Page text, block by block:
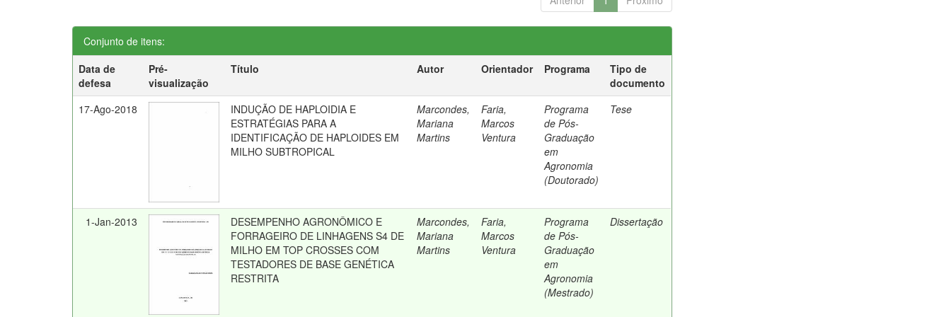
Conjunto de itens:
Data de
defesa
Pré-
visualização
Título Autor Orientador Programa
Tipo de
documento
17-Ago-2018
INDUÇÃO DE HAPLOIDIA E
ESTRATÉGIAS PARA A
IDENTIFICAÇÃO DE HAPLOIDES EM
MILHO SUBTROPICAL
Marcondes,
Mariana
Martins
Faria,
Marcos
Ventura
Programa
de Pós-
Graduação
em
Agronomia
(Doutorado)
Tese
1-Jan-2013
DESEMPENHO AGRONÔMICO E
FORRAGEIRO DE LINHAGENS S4 DE
MILHO EM TOP CROSSES COM
TESTADORES DE BASE GENÉTICA
RESTRITA
Marcondes,
Mariana
Martins
Faria,
Marcos
Ventura
Programa
de Pós-
Graduação
em
Agronomia
(Mestrado)
Dissertação